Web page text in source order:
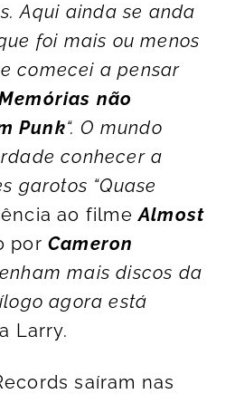
Aqui ainda se anda
foi mais ou menos
comecei a pensar
não
Punk“. O mundo
conhecer a
garotos “Quase
ao filmeAlmost
porCameron
mais discos da
agora está
Larry.
saíram nas